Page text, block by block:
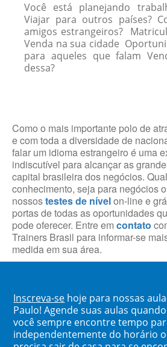
Você está planejando
Viajar para outros países?
amigos estrangeiros?
Venda na sua cidade
para aqueles que falam
dessa?
Como o mais importante polo de
e com toda a diversidade de
falar um idioma estrangeiro é uma
indiscutível para alcançar as
capital brasileira dos negócios.
conhecimento, seja para negócios
nossostestes de nívelon-line e
portas de todas as oportunidades
pode oferecer. Entre em contato
Trainers Brasil para informar-se
medida em sua área.
Inscreva-se hoje para nossas
Paulo! Agende suas aulas
você sempre encontre tempo
independentemente do horário